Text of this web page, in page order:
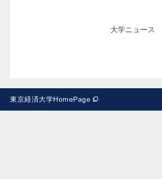
大学ニュース
東京経済大学HomePage